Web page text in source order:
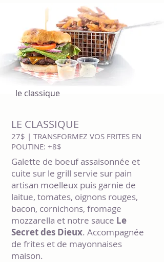
le classique
LE CLASSIQUE
27$ | TRANSFORMEZ VOS FRITES EN
POUTINE: +8$
Galette de boeuf assaisonnée et
cuite sur le grill servie sur pain
artisan moelleux puis garnie de
laitue, tomates, oignons rouges,
bacon, cornichons, fromage
mozzarella et notre sauce Le
Secret des Dieux. Accompagnée
de frites et de mayonnaises
maison.